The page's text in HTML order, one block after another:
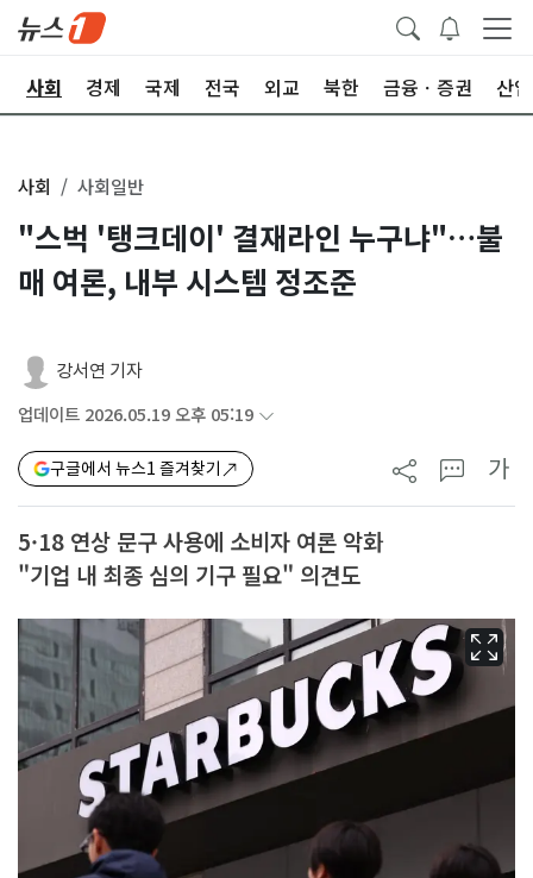
사회 경제 국제 전국 외교 북한 금융ㆍ증권 산업
사회 사회일반
"스벅 '탱크데이' 결재라인 누구냐"…불
매 여론, 내부 시스템 정조준
강서연 기자
업데이트 2026.05.19 오후 05:19
구글에서 뉴스1 즐겨찾기 가
5·18 연상 문구 사용에 소비자 여론 악화
"기업 내 최종 심의 기구 필요" 의견도